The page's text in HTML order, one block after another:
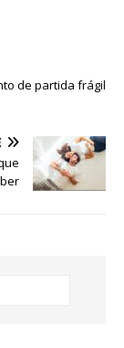
de partida frágil